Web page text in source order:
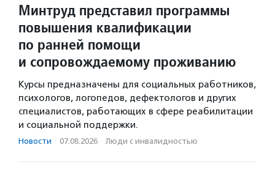
Минтруд представил программы
повышения квалификации
по ранней помощи
и сопровождаемому проживанию
Курсы предназначены для социальных работников,
психологов, логопедов, дефектологов и других
специалистов, работающих в сфере реабилитации
и социальной поддержки.
Новости · 07.08.2026 · Люди с инвалидностью